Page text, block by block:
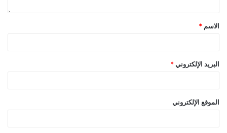
الاسم *
البريد الإلكتروني *
الموقع الإلكتروني